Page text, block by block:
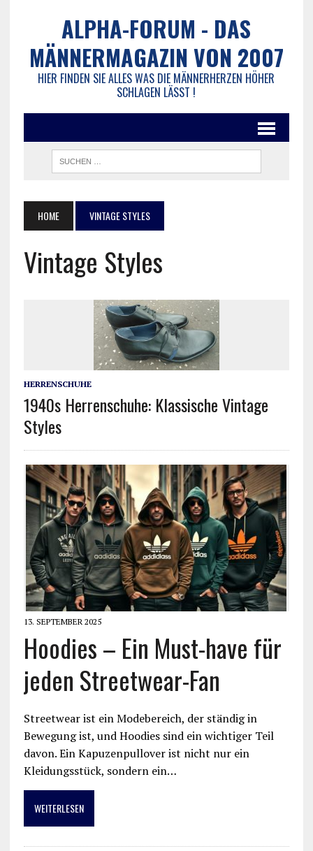
ALPHA-FORUM - DAS
MÄNNERMAGAZIN VON 2007
HIER FINDEN SIE ALLES WAS DIE MÄNNERHERZEN HÖHER
SCHLAGEN LÄSST !
HOME VINTAGE STYLES
Vintage Styles
HERRENSCHUHE
1940s Herrenschuhe: Klassische Vintage
Styles
13. SEPTEMBER 2025
Hoodies – Ein Must-have für
jeden Streetwear-Fan
Streetwear ist ein Modebereich, der ständig in
Bewegung ist, und Hoodies sind ein wichtiger Teil
davon. Ein Kapuzenpullover ist nicht nur ein
Kleidungsstück, sondern ein…
WEITERLESEN